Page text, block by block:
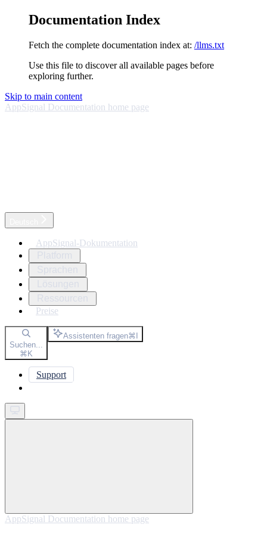
Documentation Index
Fetch the complete documentation index at: /llms.txt
Use this file to discover all available pages before
exploring further.
Skip to main content
AppSignal Documentation home page
AppSignal-Dokumentation
Preise
Suchen...
⌘K
Assistenten fragen⌘I
Support
AppSignal Documentation home page